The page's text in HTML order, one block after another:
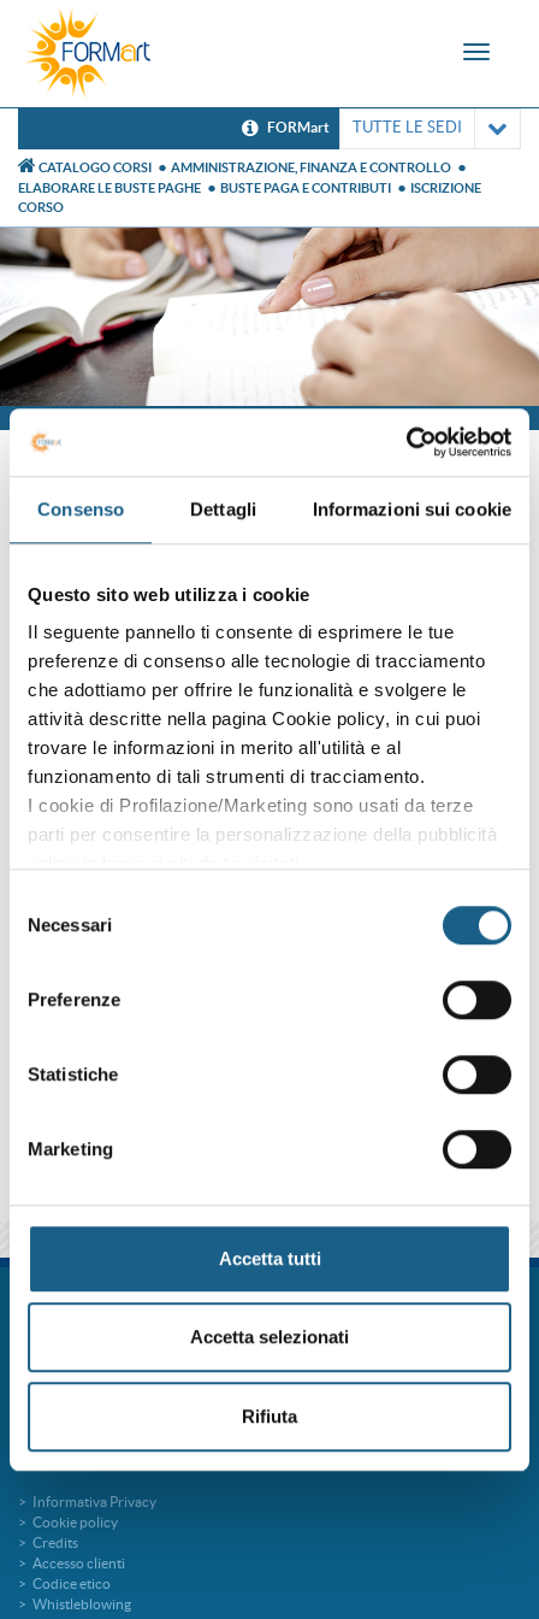
Consenso Dettagli Informazioni sui cookie
Questo sito web utilizza i cookie
Il seguente pannello ti consente di esprimere le tue
preferenze di consenso alle tecnologie di tracciamento
che adottiamo per offrire le funzionalità e svolgere le
attività descritte nella pagina Cookie policy, in cui puoi
trovare le informazioni in merito all'utilità e al
funzionamento di tali strumenti di tracciamento.
I cookie di Profilazione/Marketing sono usati da terze
parti per consentire la personalizzazione della pubblicità
qualsiasi momento. Consulta anche la nostra Privacy
delNecessari
Preferenze
Statistiche
Marketing
Accetta tutti
Accetta selezionati
Rifiuta
Toggle
FORMart TUTTE LE SEDI
CATALOGO CORSI
AMMINISTRAZIONE, FINANZA E CONTROLLO
ELABORARE LE BUSTE PAGHE
BUSTE PAGA E CONTRIBUTI
ISCRIZIONE
CORSO
Iscrizione
Sei già cliente?
iscrizione:
AZIENDA PRIVATO
P. IVA
PASSWORD (minimo 8 caratteri)
Oppure prosegui l'iscrizione al corso come
ospite
Puoi proseguire l'iscrizione al corso senza fare login. Scegli
qui sotto se iscriverti al corso come azienda o come privato.
FORM.ART SOC. CONS. A R.L. è un sistema formativo certificato secondo le
presso la Regione Emilia Romagna per la Formazione Professionale
FORMart via Ronco, 3 40013 Castel Maggiore Bologna p.iva 04260000379
Informativa Privacy
Cookie policy
Credits
Accesso clienti
Codice etico
Whistleblowing